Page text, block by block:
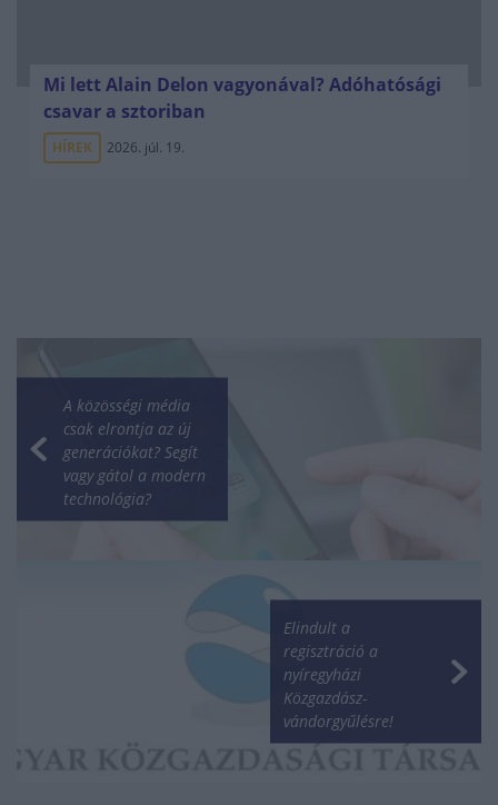
Mi lett Alain Delon vagyonával? Adóhatósági
csavar a sztoriban
HÍREK 2026. júl. 19.
A közösségi média
csak elrontja az új
generációkat? Segít
vagy gátol a modern
technológia?
Elindult a
regisztráció a
nyíregyházi
Közgazdász-
vándorgyűlésre!